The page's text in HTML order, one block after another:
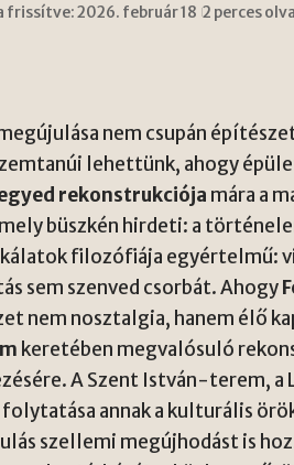
frissítve: 2026. február 18 2 perces
nem csupán
lehettünk, ahogy
rekonstrukciója mára a
büszkén hirdeti: a
filozófiája egyértelmű:
sem szenved csorbát. Ahogy
nem nosztalgia, hanem élő
keretében megvalósuló
A Szent István-terem, a
annak a kulturális
szellemi megújhodást is